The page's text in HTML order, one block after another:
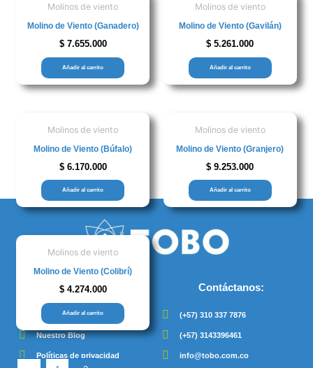
Molinos de viento
Molino de Viento (Ganadero)
$7.655.000
Añadir al carrito
Molinos de viento
Molino de Viento (Gavilán)
$ 5.261.000
Añadir al carrito
Molinos de viento
Molino de Viento (Búfalo)
$6.170.000
Añadir al carrito
Molinos de viento
Molino de Viento (Granjero)
$ 9.253.000
Añadir al carrito
Molinos de viento
Molino de Viento (Colibrí)
$4.274.000
Añadir al carrito
Enlaces:
Tienda Online
Nuestro Blog
Políticas de privacidad
Contáctanos:
(+57) 310 337 7876
(+57) 3143396461
info@tobo.com.co